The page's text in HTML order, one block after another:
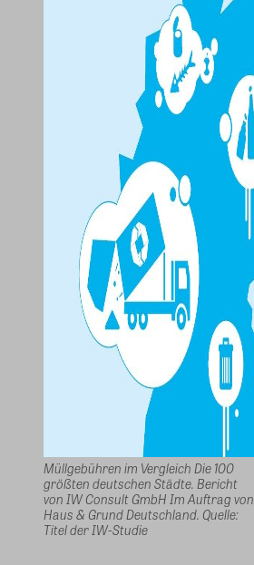
Müllgebühren im Vergleich Die 100
größten deutschen Städte. Bericht
von IW Consult GmbH Im Auftrag von
Haus & Grund Deutschland. Quelle:
Titel der IW-Studie